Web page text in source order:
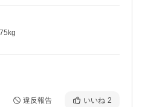
違反報告 いいね 2